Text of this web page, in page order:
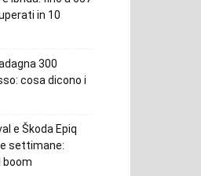
in 10
300
cosa dicono i
e Škoda Epiq
settimane:
boom